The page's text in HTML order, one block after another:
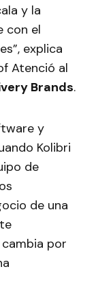
y la
con el
explica
Atenció al
Brands.
y
Kolibri
de
de una
por